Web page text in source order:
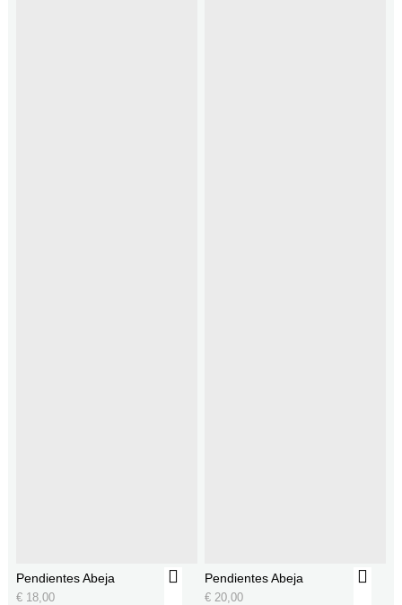
Pendientes Abeja
€18,00
Pendientes Abeja
€ 20,00